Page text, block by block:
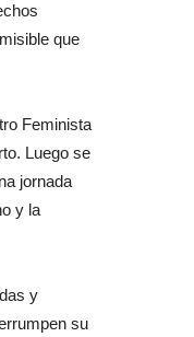
que
Feminista
Luego se
jornada
y la
y
su